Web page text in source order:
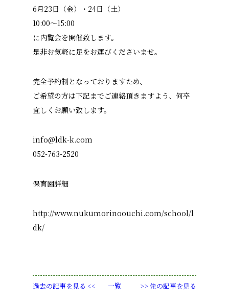
6月23日（金）・24日（土）
10:00～15:00
に内覧会を開催致します。
是非お気軽に足をお運びくださいませ。
完全予約制となっておりますため、
ご希望の方は下記までご連絡頂きますよう、何卒
宜しくお願い致します。
info@ldk-k.com
052-763-2520
保育園詳細
http://www.nukumorinoouchi.com/school/l
dk/
過去の記事を見る << 一覧 >> 先の記事を見る